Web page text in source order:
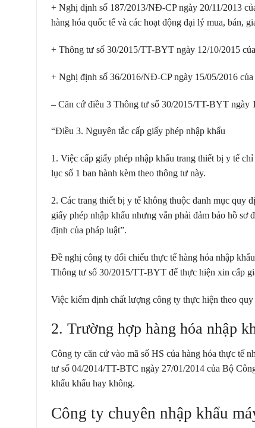
+ Nghị định số 187/2013/NĐ-CP ngày 20/11/2013
hàng hóa quốc tế và các hoạt động đại lý mua, bán,
+ Thông tư số 30/2015/TT-BYT ngày 12/10/2015
+ Nghị định số 36/2016/NĐ-CP ngày 15/05/2016
– Căn cứ điều 3 Thông tư số 30/2015/TT-BYT ngày
“Điều 3. Nguyên tắc cấp giấy phép nhập khẩu
1. Việc cấp giấy phép nhập khẩu trang thiết bị y tế
lục số 1 ban hành kèm theo thông tư này.
2. Các trang thiết bị y tế không thuộc danh mục quy
giấy phép nhập khẩu nhưng vẫn phải đảm bảo hồ
định của pháp luật”.
Đề nghị công ty đối chiếu thực tế hàng hóa nhập
Thông tư số 30/2015/TT-BYT để thực hiện xin cấp
Việc kiểm định chất lượng công ty thực hiện theo
2. Trường hợp hàng hóa nhập
Công ty căn cứ vào mã số HS của hàng hóa thực tế
tư số 04/2014/TT-BTC ngày 27/01/2014 của Bộ
khẩu khẩu hay không.
Công ty chuyên nhập khẩu